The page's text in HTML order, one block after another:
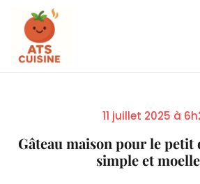
content
Posted
11 juillet 2025 à
Gâteau maison pour le petit
simple et